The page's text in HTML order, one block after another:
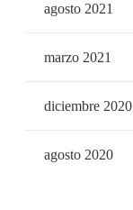
agosto 2021
marzo 2021
diciembre 2020
agosto 2020